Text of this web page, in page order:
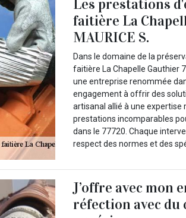
Les prestations
faitière La
MAURICE S.
Dans le domaine de la
faitière La Chapelle Gauthier
une entreprise renommée
engagement à offrir des
artisanal allié à une expertise
prestations incomparables
dans le 77720. Chaque
respect des normes et des
J’offre avec mon
réfection avec du